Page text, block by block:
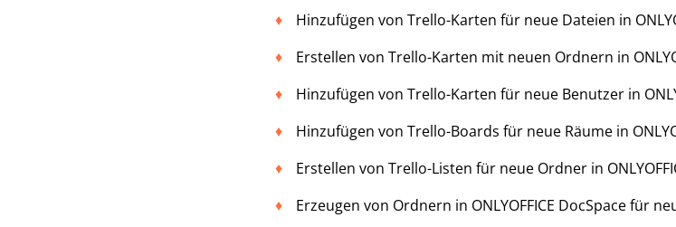
Hinzufügen von Trello-Karten für neue Dateien in
Erstellen von Trello-Karten mit neuen Ordnern in
Hinzufügen von Trello-Karten für neue Benutzer in
Hinzufügen von Trello-Boards für neue Räume in
Erstellen von Trello-Listen für neue Ordner in
Erzeugen von Ordnern in ONLYOFFICE DocSpace für